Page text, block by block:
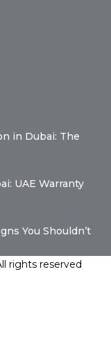
in Dubai: The
UAE Warranty
You Shouldn’t
rights reserved